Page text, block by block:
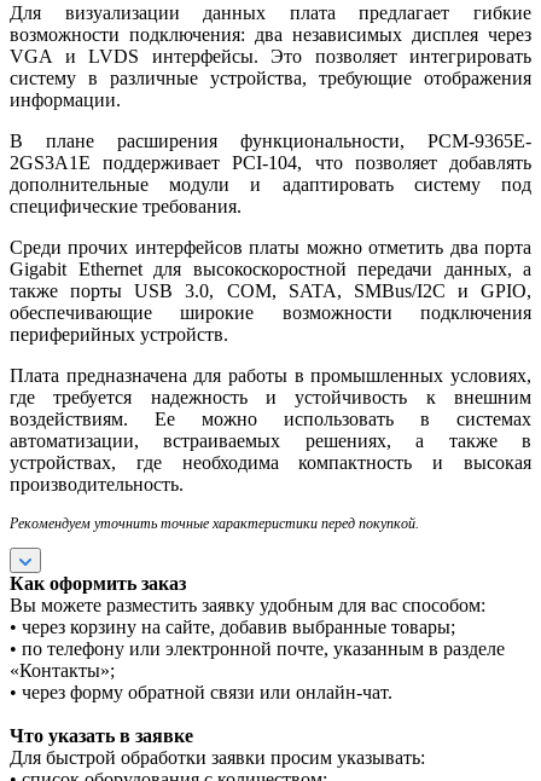
Для визуализации данных плата предлагает гибкие
возможности подключения: два независимых дисплея через
VGA и LVDS интерфейсы. Это позволяет интегрировать
систему в различные устройства, требующие отображения
информации.
В плане расширения функциональности, PCM-9365E-
2GS3A1E поддерживает PCI-104, что позволяет добавлять
дополнительные модули и адаптировать систему под
специфические требования.
Среди прочих интерфейсов платы можно отметить два порта
Gigabit Ethernet для высокоскоростной передачи данных, а
также порты USB 3.0, COM, SATA, SMBus/I2C и GPIO,
обеспечивающие широкие возможности подключения
периферийных устройств.
Плата предназначена для работы в промышленных условиях,
где требуется надежность и устойчивость к внешним
воздействиям. Ее можно использовать в системах
автоматизации, встраиваемых решениях, а также в
устройствах, где необходима компактность и высокая
производительность.
Рекомендуем уточнить точные характеристики перед покупкой.
Как оформить заказ
Вы можете разместить заявку удобным для вас способом:
• через корзину на сайте, добавив выбранные товары;
• по телефону или электронной почте, указанным в разделе
«Контакты»;
• через форму обратной связи или онлайн-чат.
Что указать в заявке
Для быстрой обработки заявки просим указывать: